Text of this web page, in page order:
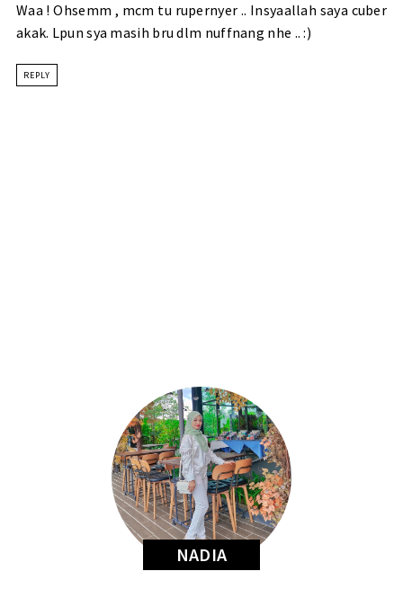
Waa ! Ohsemm , mcm tu rupernyer .. Insyaallah saya cuber
akak. Lpun sya masih bru dlm nuffnang nhe .. :)
REPLY
NADIA